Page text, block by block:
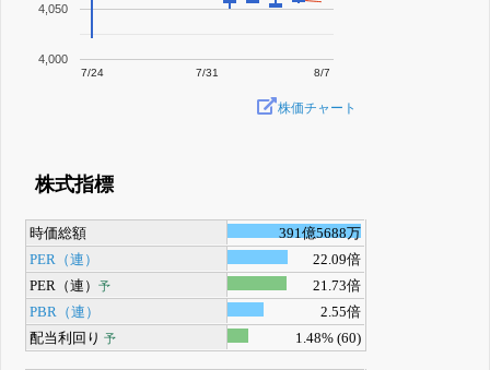
7/24 7/31 8/7
4,000
4,050
株価チャート
株式指標
時価総額
391億5688万
PER（連）
22.09倍
PER（連）予
21.73倍
PBR（連）
2.55倍
配当利回り 予 1.48% (60)